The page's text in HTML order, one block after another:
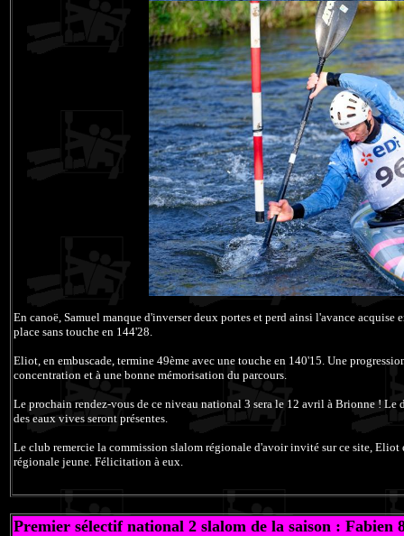
En canoë, Samuel manque d'inverser deux portes et perd ainsi l'avance
place sans touche en 144'28.
Eliot, en embuscade, termine 49ème avec une touche en 140'15. Une
concentration et à une bonne mémorisation du parcours.
Le prochain rendez-vous de ce niveau national 3 sera le 12 avril à Brionne ! Le
des eaux vives seront présentes.
Le club remercie la commission slalom régionale d'avoir invité sur ce site,
régionale jeune. Félicitation à eux.
Premier sélectif national 2 slalom de la saison : Fabien